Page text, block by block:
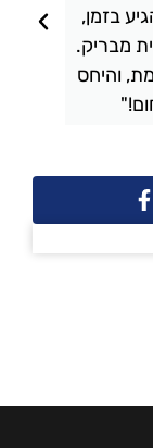
בזמן,
מבריק.
והיחס